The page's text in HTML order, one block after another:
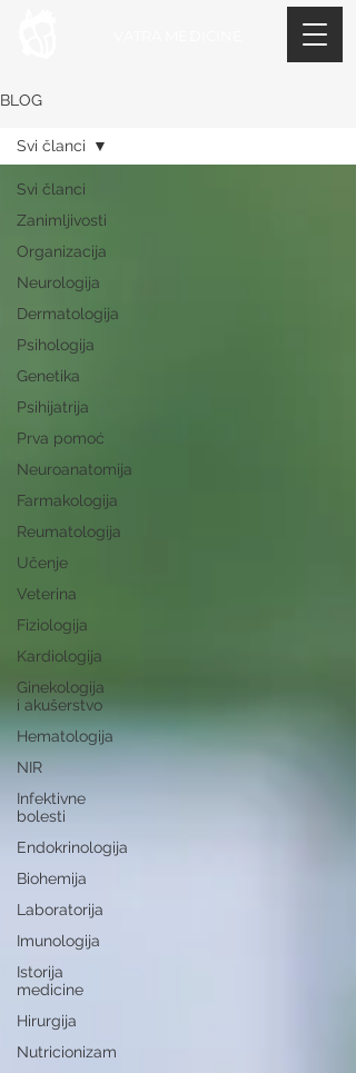
BLOG
Svi članci
Zanimljivosti
Organizacija
Neurologija
Dermatologija
Psihologija
Genetika
Psihijatrija
Prva pomoć
Neuroanatomija
Farmakologija
Reumatologija
Učenje
Veterina
Fiziologija
Kardiologija
Ginekologija
i akušerstvo
Hematologija
NIR
Infektivne
bolesti
Endokrinologija
Biohemija
Laboratorija
Imunologija
Istorija
medicine
Hirurgija
Nutricionizam
Svi članci